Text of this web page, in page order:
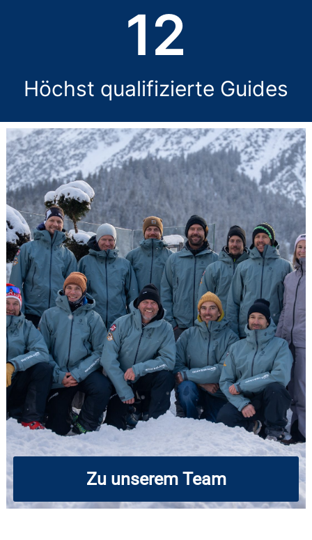
Höchst qualifizierte Guides
12
Zu unserem Team